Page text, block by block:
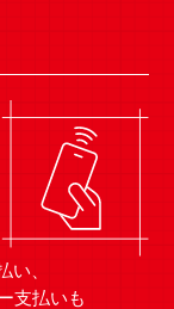
い、
支払いも